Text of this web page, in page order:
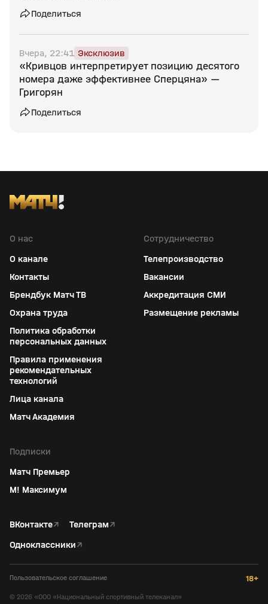
Поделиться
Вчера, 22:41 Эксклюзив
«Кривцов интерпретирует позицию десятого
номера даже эффективнее Сперцяна» —
Григорян
Поделиться
О нас
О канале
Контакты
Брендбук Матч ТВ
Охрана труда
Политика обработки
персональных данных
Правила применения
рекомендательных
технологий
Лица канала
Матч Академия
Сотрудничество
Телепроизводство
Вакансии
Аккредитация СМИ
Размещение рекламы
Подписки
Матч Премьер
М! Максимум
ВКонтакте↗ Телеграм↗
Одноклассники↗
Пользовательское соглашение 18+
© 2026 «ООО «Национальный спортивный телеканал»